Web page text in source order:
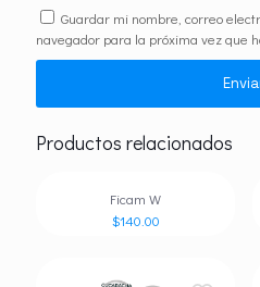
Guardar mi nombre, correo
navegador para la próxima vez que
Productos relacionados
Ficam W
$140.00